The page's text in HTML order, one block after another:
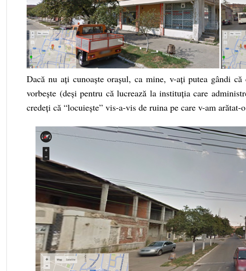
Dacă nu ați cunoaște orașul, ca mine, v-ați putea gândi
vorbește (deși pentru că lucrează la instituția care
credeți că “locuiește” vis-a-vis de ruina pe care v-am